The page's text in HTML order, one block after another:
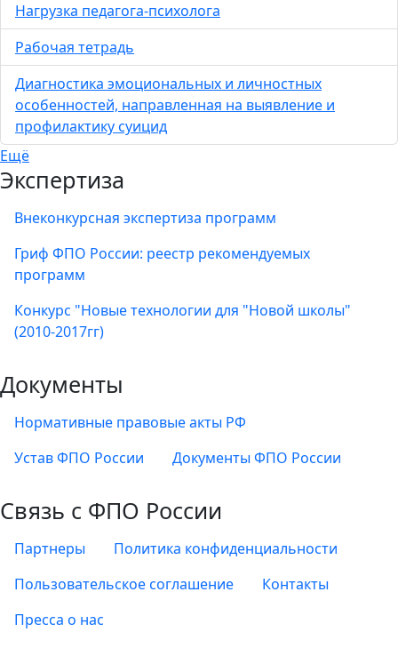
Нагрузка педагога-психолога
Рабочая тетрадь
Диагностика эмоциональных и личностных
особенностей, направленная на выявление и
профилактику суицид
Ещё
Экспертиза
Внеконкурсная экспертиза программ
Гриф ФПО России: реестр рекомендуемых
программ
Конкурс "Новые технологии для "Новой школы"
(2010-2017гг)
Документы
Нормативные правовые акты РФ
Устав ФПО России
Документы ФПО России
Связь с ФПО России
Партнеры
Политика конфиденциальности
Пользовательское соглашение
Контакты
Пресса о нас